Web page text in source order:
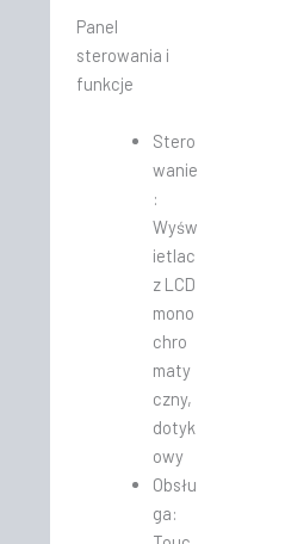
Panel
sterowania i
funkcje
Stero
wanie
:
Wyśw
ietlac
z LCD
mono
chro
maty
czny,
dotyk
owy
Obsłu
ga: